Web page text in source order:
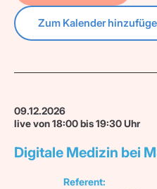
Zum Kalender
09.12.2026
live von 18:00 bis 19:30 Uhr
Digitale Medizin bei
Referent: